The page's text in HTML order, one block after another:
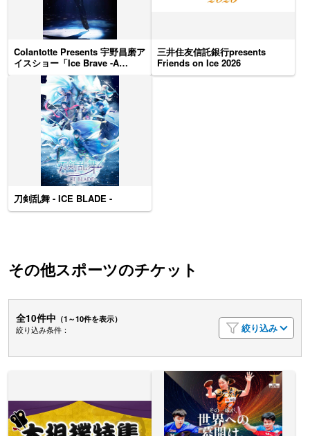
Colantotte Presents 宇野昌磨ア
イスショー「Ice Brave -A
TURNING SEASON-」
三井住友信託銀行presents
Friends on Ice 2026
刀剣乱舞 - ICE BLADE -
その他スポーツのチケット
全10件中 （1～10件を表示）
絞り込み条件：
絞り込み